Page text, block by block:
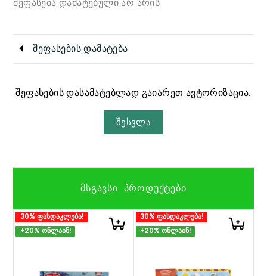
შეფასების დამატება
შეფასების დასამატებლად გაიარეთ ავტორიზაცია.
შესვლა
ᲛᲡᲒᲐᲕᲡᲘ ᲞᲠᲝᲓᲣᲥᲢᲔᲑᲘ
30% ფასდაკლება!
+20% ონლაინ!
30% ფასდაკლება!
+20% ონლაინ!